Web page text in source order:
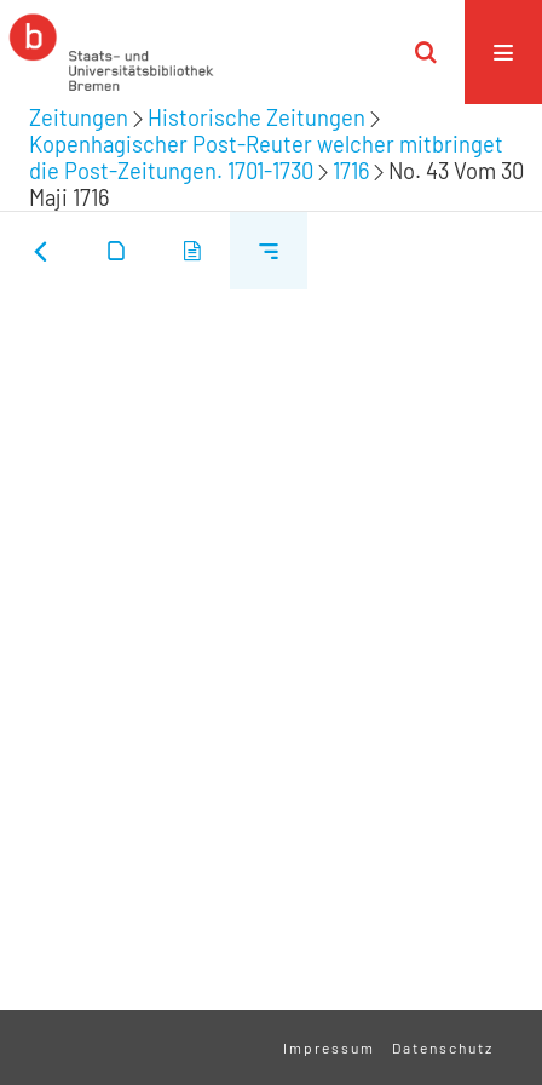
Zeitungen
Historische Zeitungen
Kopenhagischer Post-Reuter welcher mitbringet
die Post-Zeitungen. 1701-1730
1716
No. 43 Vom 30
Maji 1716
Impressum Datenschutz